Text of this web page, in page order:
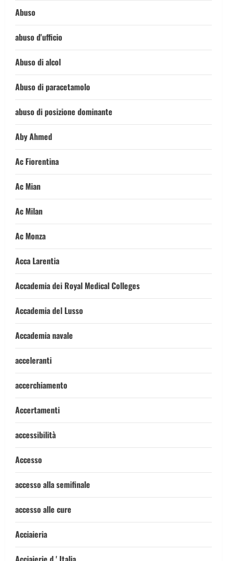
Abuso
abuso d'ufficio
Abuso di alcol
Abuso di paracetamolo
abuso di posizione dominante
Aby Ahmed
Ac Fiorentina
Ac Mian
Ac Milan
Ac Monza
Acca Larentia
Accademia dei Royal Medical Colleges
Accademia del Lusso
Accademia navale
acceleranti
accerchiamento
Accertamenti
accessibilità
Accesso
accesso alla semifinale
accesso alle cure
Acciaieria